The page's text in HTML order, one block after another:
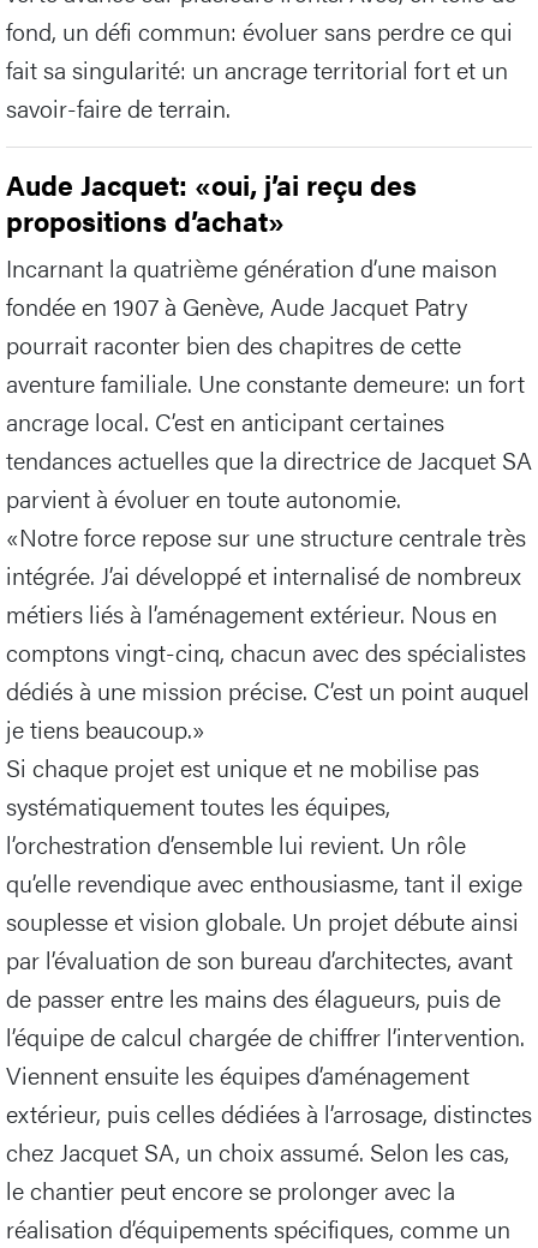
fond, un défi commun: évoluer sans perdre ce qui
fait sa singularité: un ancrage territorial fort et un
savoir-faire de terrain.
Aude Jacquet: «oui, j’ai reçu des
propositions d’achat»
Incarnant la quatrième génération d’une maison
fondée en 1907 à Genève, Aude Jacquet Patry
pourrait raconter bien des chapitres de cette
aventure familiale. Une constante demeure: un fort
ancrage local. C’est en anticipant certaines
tendances actuelles que la directrice de Jacquet SA
parvient à évoluer en toute autonomie.
«Notre force repose sur une structure centrale très
intégrée. J’ai développé et internalisé de nombreux
métiers liés à l’aménagement extérieur. Nous en
comptons vingt-cinq, chacun avec des spécialistes
dédiés à une mission précise. C’est un point auquel
je tiens beaucoup.»
Si chaque projet est unique et ne mobilise pas
systématiquement toutes les équipes,
l’orchestration d’ensemble lui revient. Un rôle
qu’elle revendique avec enthousiasme, tant il exige
souplesse et vision globale. Un projet débute ainsi
par l’évaluation de son bureau d’architectes, avant
de passer entre les mains des élagueurs, puis de
l’équipe de calcul chargée de chiffrer l’intervention.
Viennent ensuite les équipes d’aménagement
extérieur, puis celles dédiées à l’arrosage, distinctes
chez Jacquet SA, un choix assumé. Selon les cas,
le chantier peut encore se prolonger avec la
réalisation d’équipements spécifiques, comme un